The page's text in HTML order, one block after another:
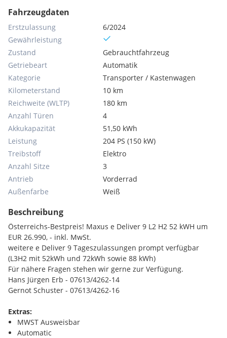
Fahrzeugdaten
Erstzulassung
6/2024
Gewährleistung
Zustand
Gebrauchtfahrzeug
Getriebeart
Automatik
Kategorie
Transporter / Kastenwagen
Kilometerstand
10 km
Reichweite (WLTP)
180 km
Anzahl Türen
4
Akkukapazität
51,50 kWh
Leistung
204 PS (150 kW)
Treibstoff
Elektro
Anzahl Sitze
3
Antrieb
Vorderrad
Außenfarbe
Weiß
Beschreibung
Österreichs-Bestpreis! Maxus e Deliver 9 L2 H2 52 kWH um
EUR 26.990, - inkl. MwSt.
weitere e Deliver 9 Tageszulassungen prompt verfügbar
(L3H2 mit 52kWh und 72kWh sowie 88 kWh)
Für nähere Fragen stehen wir gerne zur Verfügung.
Hans Jürgen Erb - 07613/4262-14
Gernot Schuster - 07613/4262-16
Extras:
MWST Ausweisbar
Automatic